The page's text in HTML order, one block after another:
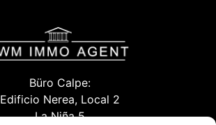
Büro Calpe:
Edificio Nerea, Local 2
La Niña 5